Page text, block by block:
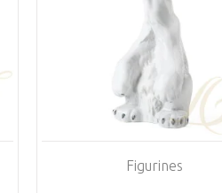
Figurines